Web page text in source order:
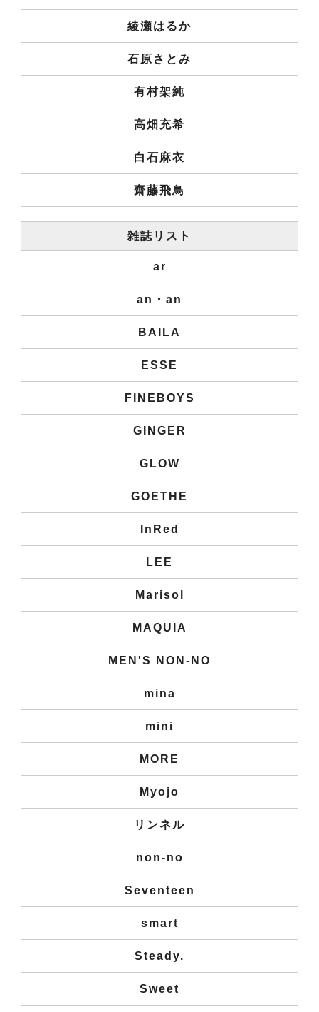
綾瀬はるか
石原さとみ
有村架純
高畑充希
白石麻衣
齋藤飛鳥
雑誌リスト
ar
an・an
BAILA
ESSE
FINEBOYS
GINGER
GLOW
GOETHE
InRed
LEE
Marisol
MAQUIA
MEN'S NON-NO
mina
mini
MORE
Myojo
リンネル
non-no
Seventeen
smart
Steady.
Sweet